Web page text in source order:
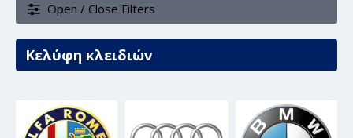
Open / Close Filters
Κελύφη κλειδιών